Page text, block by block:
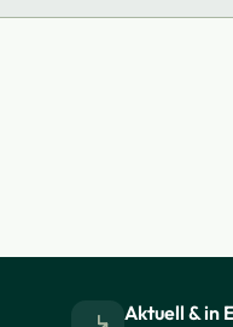
Aktuell & in